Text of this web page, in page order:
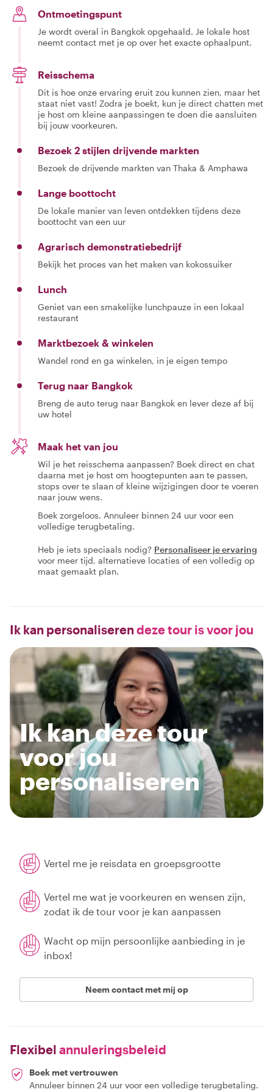
Ontmoetingspunt
Je wordt overal in Bangkok opgehaald. Je lokale host
neemt contact met je op over het exacte ophaalpunt.
Reisschema
Dit is hoe onze ervaring eruit zou kunnen zien, maar het
staat niet vast! Zodra je boekt, kun je direct chatten met
je host om kleine aanpassingen te doen die aansluiten
bij jouw voorkeuren.
Bezoek 2 stijlen drijvende markten
Bezoek de drijvende markten van Thaka & Amphawa
Lange boottocht
De lokale manier van leven ontdekken tijdens deze
boottocht van een uur
Agrarisch demonstratiebedrijf
Bekijk het proces van het maken van kokossuiker
Lunch
Geniet van een smakelijke lunchpauze in een lokaal
restaurant
Marktbezoek & winkelen
Wandel rond en ga winkelen, in je eigen tempo
Terug naar Bangkok
Breng de auto terug naar Bangkok en lever deze af bij
uw hotel
Maak het van jou
Wil je het reisschema aanpassen? Boek direct en chat
daarna met je host om hoogtepunten aan te passen,
stops over te slaan of kleine wijzigingen door te voeren
naar jouw wens.
Boek zorgeloos. Annuleer binnen 24 uur voor een
volledige terugbetaling.
Heb je iets speciaals nodig? Personaliseer je ervaring
voor meer tijd, alternatieve locaties of een volledig op
maat gemaakt plan.
Ik kan personaliseren deze tour is voor jou
Ik kan deze tour
voor jou
personaliseren
Vertel me je reisdata en groepsgrootte
Vertel me wat je voorkeuren en wensen zijn,
zodat ik de tour voor je kan aanpassen
Wacht op mijn persoonlijke aanbieding in je
inbox!
Neem contact met mij op
Flexibel annuleringsbeleid
Boek met vertrouwen
Annuleer binnen 24 uur voor een volledige terugbetaling.